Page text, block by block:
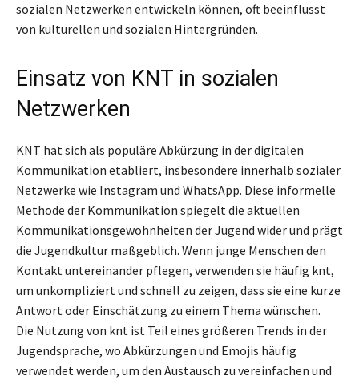
sozialen Netzwerken entwickeln können, oft beeinflusst
von kulturellen und sozialen Hintergründen.
Einsatz von KNT in sozialen
Netzwerken
KNT hat sich als populäre Abkürzung in der digitalen
Kommunikation etabliert, insbesondere innerhalb sozialer
Netzwerke wie Instagram und WhatsApp. Diese informelle
Methode der Kommunikation spiegelt die aktuellen
Kommunikationsgewohnheiten der Jugend wider und prägt
die Jugendkultur maßgeblich. Wenn junge Menschen den
Kontakt untereinander pflegen, verwenden sie häufig knt,
um unkompliziert und schnell zu zeigen, dass sie eine kurze
Antwort oder Einschätzung zu einem Thema wünschen.
Die Nutzung von knt ist Teil eines größeren Trends in der
Jugendsprache, wo Abkürzungen und Emojis häufig
verwendet werden, um den Austausch zu vereinfachen und